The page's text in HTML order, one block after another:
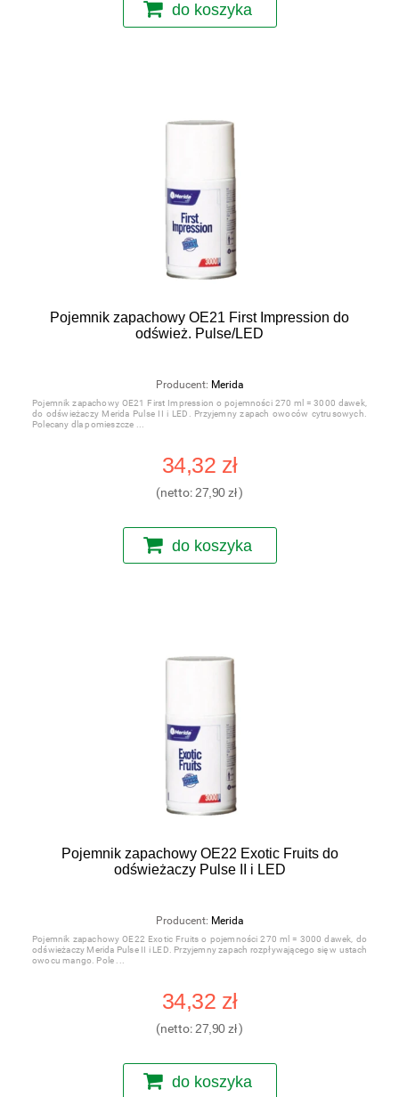
do koszyka
Pojemnik zapachowy OE21 First Impression do
odśwież. Pulse/LED
Producent: Merida
Pojemnik zapachowy OE21 First Impression o pojemności 270 ml = 3000 dawek,
do odświeżaczy Merida Pulse II i LED. Przyjemny zapach owoców cytrusowych.
Polecany dla pomieszcze
34,32 zł
(netto: 27,90 zł)
do koszyka
Pojemnik zapachowy OE22 Exotic Fruits do
odświeżaczy Pulse II i LED
Producent: Merida
Pojemnik zapachowy OE22 Exotic Fruits o pojemności 270 ml = 3000 dawek, do
odświeżaczy Merida Pulse II i LED. Przyjemny zapach rozpływającego się w ustach
owocu mango. Pole
34,32 zł
(netto: 27,90 zł)
do koszyka